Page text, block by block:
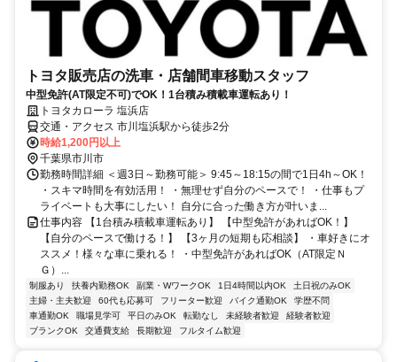
トヨタ販売店の洗車・店舗間車移動スタッフ
中型免許(AT限定不可)でOK！1台積み積載車運転あり！
トヨタカローラ 塩浜店
交通・アクセス 市川塩浜駅から徒歩2分
時給1,200円以上
千葉県市川市
勤務時間詳細 ＜週3日～勤務可能＞ 9:45～18:15の間で1日4h～OK！
・スキマ時間を有効活用！ ・無理せず自分のペースで！ ・仕事もプ
ライベートも大事にしたい！ 自分に合った働き方が叶いま...
仕事内容 【1台積み積載車運転あり】 【中型免許があればOK！】
【自分のペースで働ける！】 【3ヶ月の短期も応相談】 ・車好きにオ
ススメ！様々な車に乗れる！ ・中型免許があればOK（AT限定Ｎ
Ｇ）...
制服あり 扶養内勤務OK 副業・WワークOK 1日4時間以内OK
土日祝のみOK
主婦・主夫歓迎
60代も応募可 フリーター歓迎 バイク通勤OK
学歴不問
車通勤OK
職場見学可 平日のみOK 転勤なし 未経験者歓迎
経験者歓迎
ブランクOK
交通費支給 長期歓迎 フルタイム歓迎